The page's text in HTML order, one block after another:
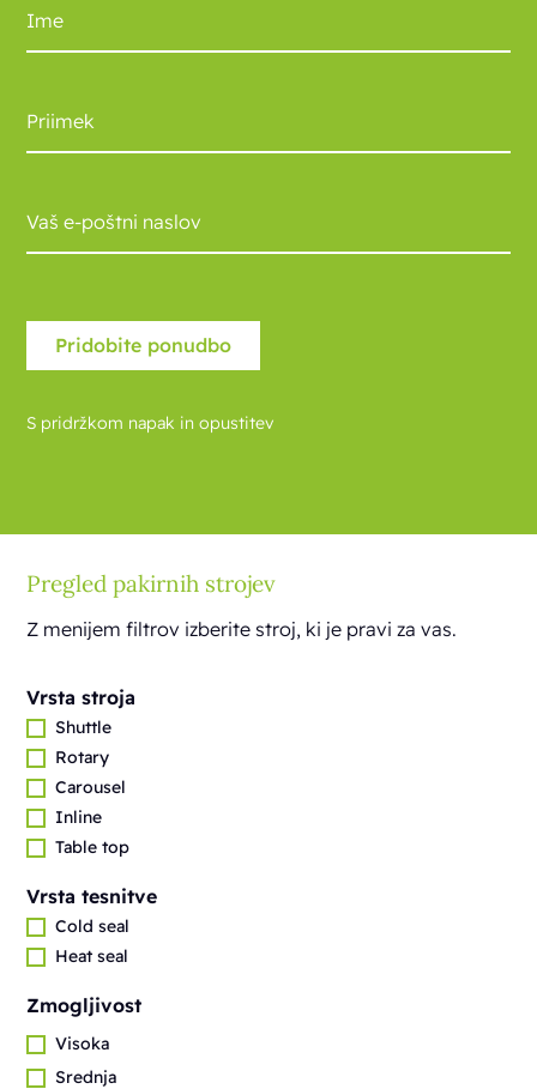
S pridržkom napak in opustitev
Pregled pakirnih strojev
Z menijem filtrov izberite stroj, ki je pravi za vas.
Vrsta stroja
Shuttle
Rotary
Carousel
Inline
Table top
Vrsta tesnitve
Cold seal
Heat seal
Zmogljivost
Visoka
Srednja